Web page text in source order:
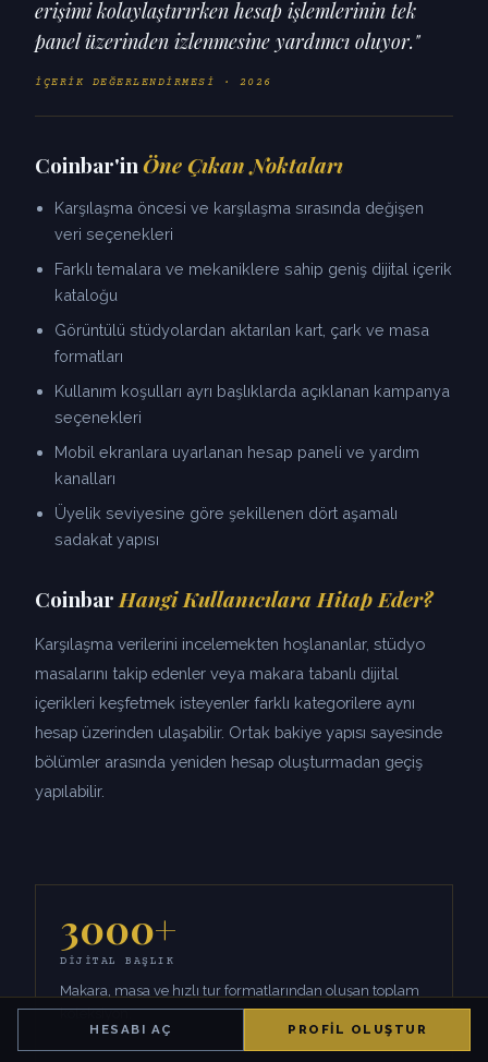
erişimi kolaylaştırırken hesap işlemlerinin tek
panel üzerinden izlenmesine yardımcı oluyor."
İÇERIK DEĞERLENDIRMESI · 2026
Coinbar'inÖne Çıkan Noktaları
Karşılaşma öncesi ve karşılaşma sırasında değişen
veri seçenekleri
Farklı temalara ve mekaniklere sahip geniş dijital içerik
kataloğu
Görüntülü stüdyolardan aktarılan kart, çark ve masa
formatları
Kullanım koşulları ayrı başlıklarda açıklanan kampanya
seçenekleri
Mobil ekranlara uyarlanan hesap paneli ve yardım
kanalları
Üyelik seviyesine göre şekillenen dört aşamalı
sadakat yapısı
Coinbar Hangi Kullanıcılara Hitap Eder?
Karşılaşma verilerini incelemekten hoşlananlar, stüdyo
masalarını takip edenler veya makara tabanlı dijital
içerikleri keşfetmek isteyenler farklı kategorilere aynı
hesap üzerinden ulaşabilir. Ortak bakiye yapısı sayesinde
bölümler arasında yeniden hesap oluşturmadan geçiş
yapılabilir.
3000+
DIJITAL BAŞLIK
Makara, masa ve hızlı tur formatlarından oluşan toplam
koleksiyon.
HESABI AÇ PROFIL OLUŞTUR